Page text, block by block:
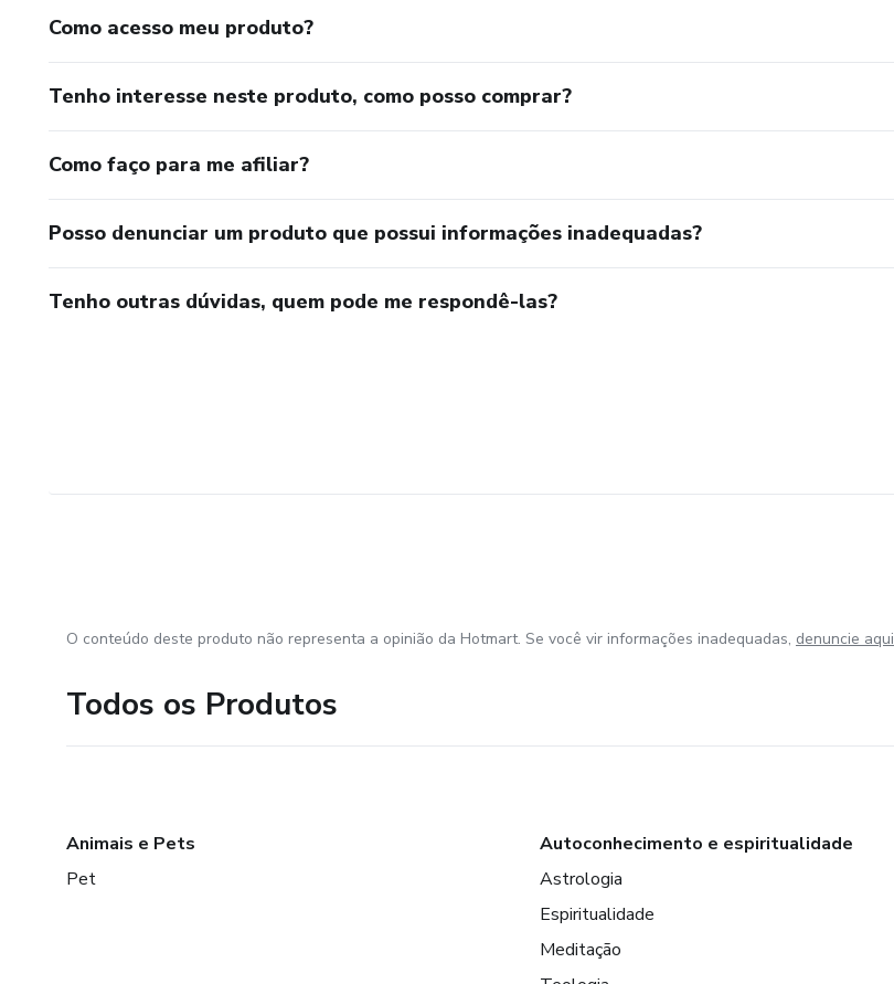
Como acesso meu produto?
Tenho interesse neste produto, como posso comprar?
Como faço para me afiliar?
Posso denunciar um produto que possui informações inadequadas?
Tenho outras dúvidas, quem pode me respondê-las?
O conteúdo deste produto não representa a opinião da Hotmart. Se você vir informações inadequadas, denuncie aqui
Todos os Produtos
Animais e Pets
Pet
Autoconhecimento e espiritualidade
Astrologia
Espiritualidade
Meditação